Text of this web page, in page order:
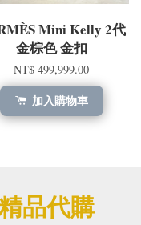
Mini Kelly 2代
金棕色 金扣
NT$ 499,999.00
加入購物車
品代購